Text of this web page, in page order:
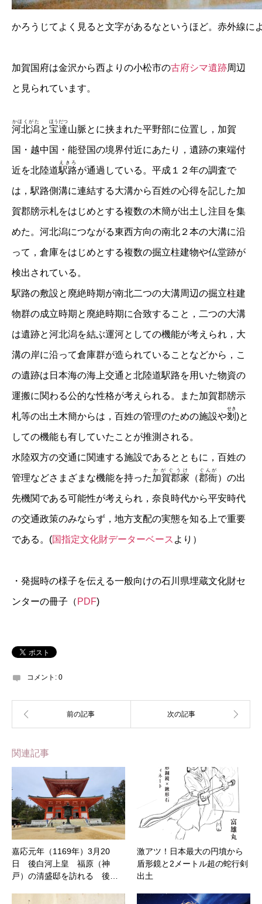
かろうじてよく見ると文字があるなというほど。赤外線に
加賀国府は金沢から西よりの小松市の古府シマ遺跡周辺
と見られています。
河北潟
かほくがた
と宝達
ほうだつ
山脈とに挟まれた平野部に位置し，加賀
国・越中国・能登国の境界付近にあたり，遺跡の東端付
近を北陸道駅路
えきろ
が通過している。平成１２年の調査で
は，駅路側溝に連結する大溝から百姓の心得を記した加
賀郡牓示札をはじめとする複数の木簡が出土し注目を集
めた。河北潟につながる東西方向の南北２本の大溝に沿
って，倉庫をはじめとする複数の掘立柱建物や仏堂跡が
検出されている。
駅路の敷設と廃絶時期が南北二つの大溝周辺の掘立柱建
物群の成立時期と廃絶時期に合致すること，二つの大溝
は遺跡と河北潟を結ぶ運河としての機能が考えられ，大
溝の岸に沿って倉庫群が造られていることなどから，こ
の遺跡は日本海の海上交通と北陸道駅路を用いた物資の
運搬に関わる公的な性格が考えられる。また加賀郡牓示
札等の出土木簡からは，百姓の管理のための施設や剗
せき
)と
しての機能も有していたことが推測される。
水陸双方の交通に関連する施設であるとともに，百姓の
管理などさまざまな機能を持った加賀郡家
かがぐうけ
（郡衙
ぐんが
）の出
先機関である可能性が考えられ，奈良時代から平安時代
の交通政策のみならず，地方支配の実態を知る上で重要
である。(国指定文化財データーベース より）
・発掘時の様子を伝える一般向けの石川県埋蔵文化財セ
ンターの冊子（ PDF)
コメント: 0
関連記事
嘉応元年（1169年）3月20
日 後白河上皇 福原（神
戸）の清盛邸を訪れる 後…
激アツ！日本最大の円墳から
盾形鏡と2メートル超の蛇行剣
出土